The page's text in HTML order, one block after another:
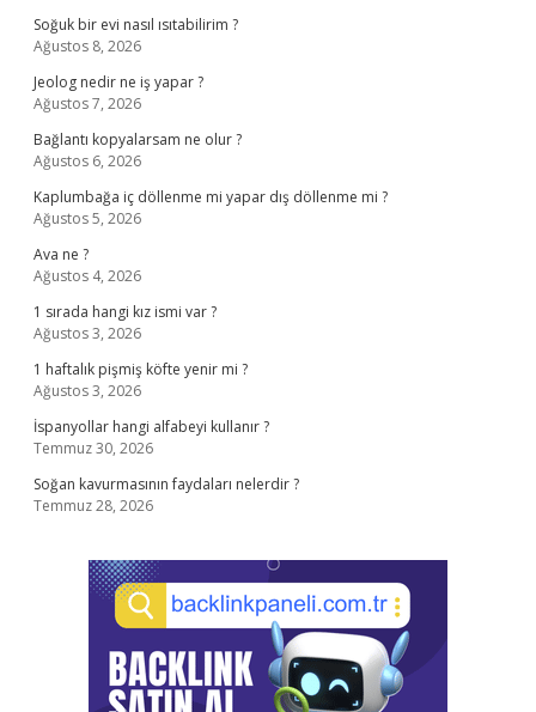
Soğuk bir evi nasıl ısıtabilirim ?
Ağustos 8, 2026
Jeolog nedir ne iş yapar ?
Ağustos 7, 2026
Bağlantı kopyalarsam ne olur ?
Ağustos 6, 2026
Kaplumbağa iç döllenme mi yapar dış döllenme mi ?
Ağustos 5, 2026
Ava ne ?
Ağustos 4, 2026
1 sırada hangi kız ismi var ?
Ağustos 3, 2026
1 haftalık pişmiş köfte yenir mi ?
Ağustos 3, 2026
İspanyollar hangi alfabeyi kullanır ?
Temmuz 30, 2026
Soğan kavurmasının faydaları nelerdir ?
Temmuz 28, 2026